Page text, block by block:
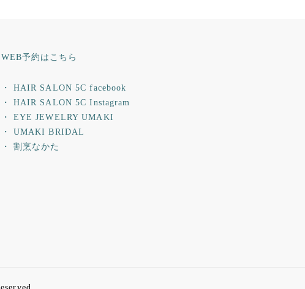
WEB予約はこちら
・ HAIR SALON 5C facebook
・ HAIR SALON 5C Instagram
・ EYE JEWELRY UMAKI
・ UMAKI BRIDAL
・ 割烹なかた